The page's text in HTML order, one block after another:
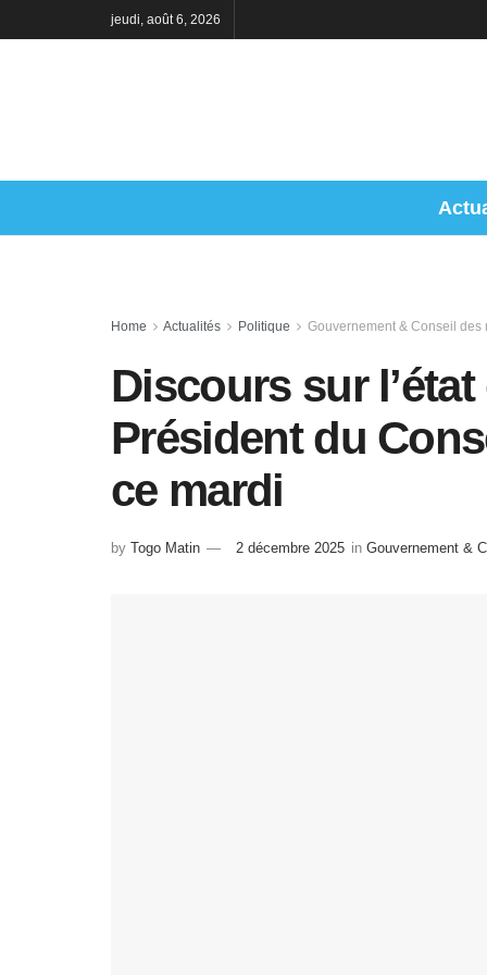
jeudi, août 6, 2026
Home Actualités Politique Gouvernement & Conseil des
Discours sur
Président du
ce mardi
by Togo Matin 2 décembre 2025 in Gouvernement &